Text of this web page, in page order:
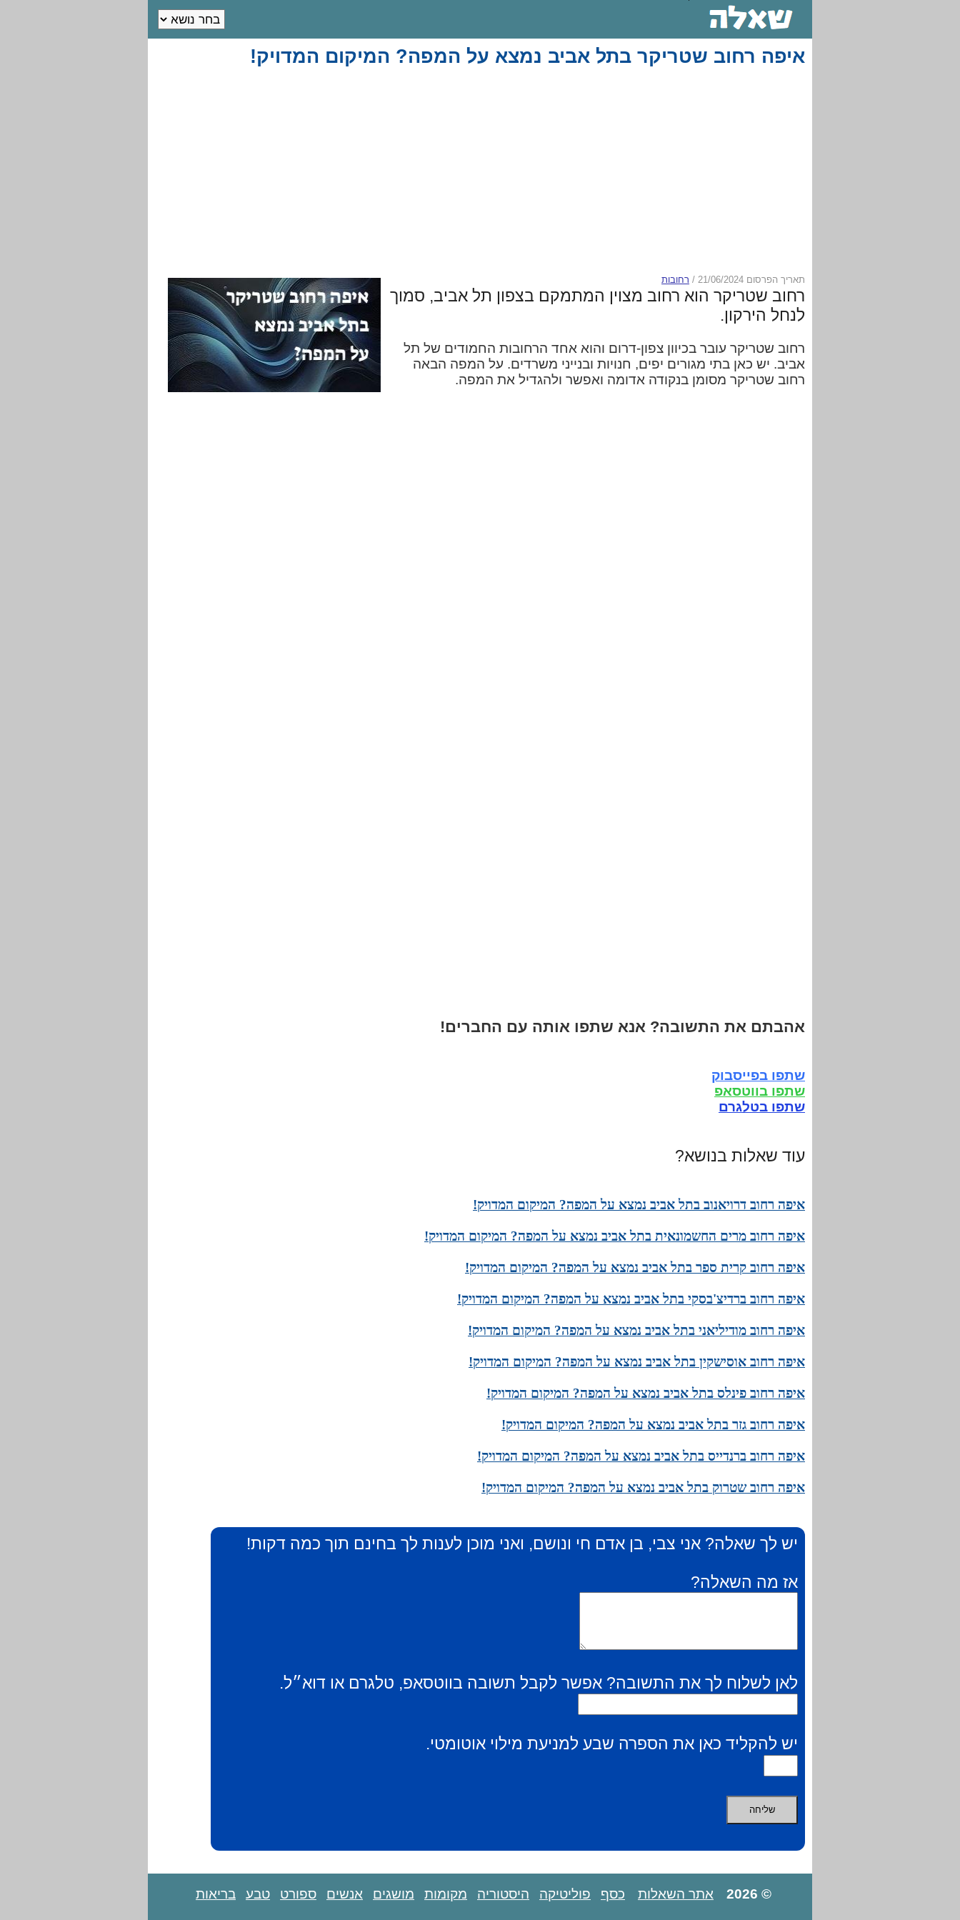
איפה רחוב שטריקר בתל אביב נמצא על המפה? המיקום המדויק!
תאריך הפרסום 21/06/2024 / רחובות
רחוב שטריקר הוא רחוב מצוין המתמקם בצפון תל אביב, סמוך
לנחל הירקון.
רחוב שטריקר עובר בכיוון צפון-דרום והוא אחד הרחובות החמודים של תל
אביב. יש כאן בתי מגורים יפים, חנויות ובנייני משרדים. על המפה הבאה
רחוב שטריקר מסומן בנקודה אדומה ואפשר ולהגדיל את המפה.
אהבתם את התשובה? אנא שתפו אותה עם החברים!
שתפו בפייסבוק
שתפו בווטסאפ
שתפו בטלגרם
עוד שאלות בנושא?
איפה רחוב דרויאנוב בתל אביב נמצא על המפה? המיקום המדויק!
איפה רחוב מרים החשמונאית בתל אביב נמצא על המפה? המיקום המדויק!
איפה רחוב קרית ספר בתל אביב נמצא על המפה? המיקום המדויק!
איפה רחוב ברדיצ'בסקי בתל אביב נמצא על המפה? המיקום המדויק!
איפה רחוב מודיליאני בתל אביב נמצא על המפה? המיקום המדויק!
איפה רחוב אוסישקין בתל אביב נמצא על המפה? המיקום המדויק!
איפה רחוב פינלס בתל אביב נמצא על המפה? המיקום המדויק!
איפה רחוב גזר בתל אביב נמצא על המפה? המיקום המדויק!
איפה רחוב ברנדייס בתל אביב נמצא על המפה? המיקום המדויק!
איפה רחוב שטרוק בתל אביב נמצא על המפה? המיקום המדויק!
יש לך שאלה? אני צבי, בן אדם חי ונושם, ואני מוכן לענות לך בחינם תוך כמה דקות!
אז מה השאלה?
לאן לשלוח לך את התשובה? אפשר לקבל תשובה בווטסאפ, טלגרם או דוא״ל.
יש להקליד כאן את הספרה שבע למניעת מילוי אוטומטי.
© 2026 אתר השאלות כסף פוליטיקה היסטוריה מקומות מושגים אנשים ספורט טבע בריאות